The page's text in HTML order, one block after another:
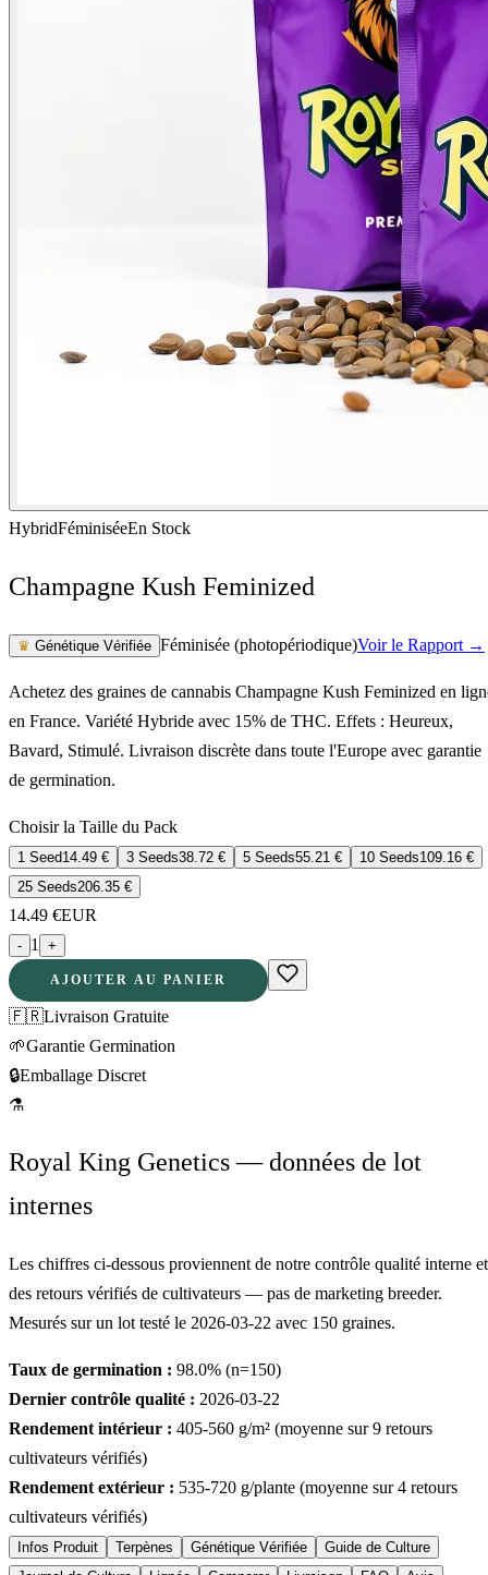
HybridFéminiséeEn Stock
Champagne Kush Feminized
♛ Génétique Vérifiée Féminisée (photopériodique)Voir le Rapport →
Achetez des graines de cannabis Champagne Kush Feminized en
en France. Variété Hybride avec 15% de THC. Effets : Heureux,
Bavard, Stimulé. Livraison discrète dans toute l'Europe avec garantie
de germination.
Choisir la Taille du Pack
1 Seed14.49 € 3 Seeds38.72 € 5 Seeds55.21 € 10 Seeds109.16 €
25 Seeds206.35 €
14.49 €EUR
- 1 +
AJOUTER AU PANIER
🇫🇷Livraison Gratuite
🌱Garantie Germination
🔒Emballage Discret
⚗
Royal King Genetics — données de lot
internes
Les chiffres ci-dessous proviennent de notre contrôle qualité interne et
des retours vérifiés de cultivateurs — pas de marketing breeder.
Mesurés sur un lot testé le 2026-03-22 avec 150 graines.
Taux de germination : 98.0% (n=150)
Dernier contrôle qualité : 2026-03-22
Rendement intérieur : 405-560 g/m² (moyenne sur9 retours
cultivateurs vérifiés)
Rendement extérieur : 535-720 g/plante (moyenne sur4 retours
cultivateurs vérifiés)
Infos Produit Terpènes Génétique Vérifiée
Guide de Culture